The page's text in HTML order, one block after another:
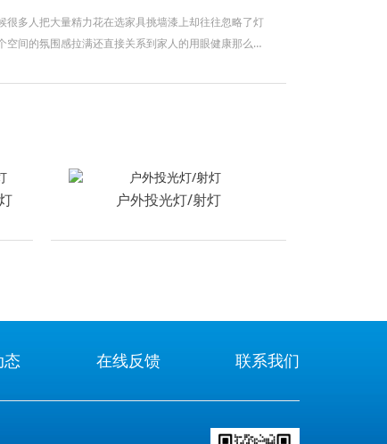
很多人把大量精力花在选家具挑墙漆上却往往忽略了灯
间的氛围感拉满还直接关系到家人的用眼健康那么到
清楚这盏灯装在哪里客厅卧室厨房书房不同空间对灯光
户外投光灯/射灯
态 在线反馈 联系我们